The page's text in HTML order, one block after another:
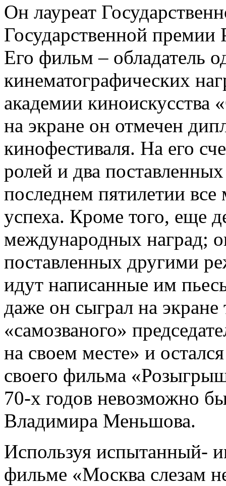
Он лауреат
Государственной
Его фильм – обладатель
кинематографических
академии киноискусства
на экране он отмечен
кинофестиваля. На его
ролей и два
последнем пятилетии
успеха. Кроме того, еще
международных наград;
поставленных другими
идут написанные им
даже он сыграл на
«самозваного»
на своем месте» и
своего фильма
70-х годов невозможно
Владимира Меньшова.
Используя испытанный-
фильме «Москва слезам